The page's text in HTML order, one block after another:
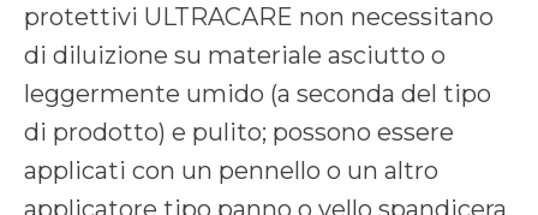
protettivi ULTRACARE non necessitano
di diluizione su materiale asciutto o
leggermente umido (a seconda del tipo
di prodotto) e pulito; possono essere
applicati con un pennello o un altro
applicatore tipo panno o vello spandicera.